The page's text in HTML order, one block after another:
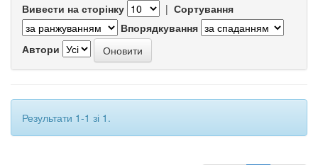
Вивести на сторінку | Сортування
Впорядкування
Автори
Результати 1-1 зі 1.